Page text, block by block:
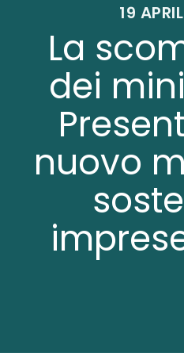
19
La
dei
nuovo